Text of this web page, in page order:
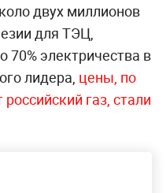
двух миллионов
для ТЭЦ,
70% электричества в
лидера, цены, по
газ, стали